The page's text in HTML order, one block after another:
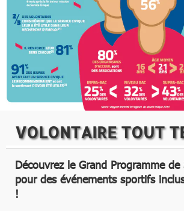
VOLONTAIRE TOUT
Découvrez le Grand Programme de
pour des événements sportifs
!